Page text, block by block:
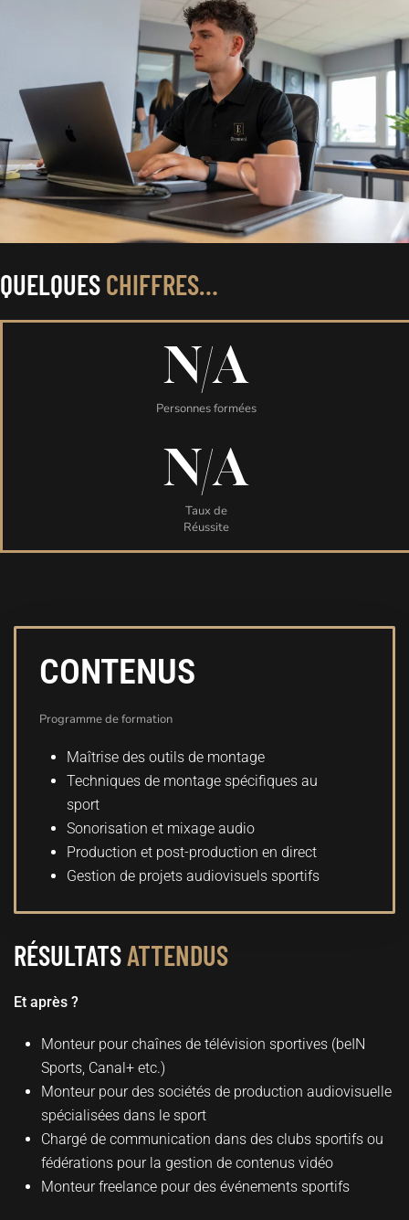
QUELQUESCHIFFRES…
N/A
Personnes formées
N/A
Taux de
Réussite
CONTENUS
Programme de formation
Maîtrise des outils de montage
Techniques de montage spécifiques au
sport
Sonorisation et mixage audio
Production et post-production en direct
Gestion de projets audiovisuels sportifs
RÉSULTATSATTENDUS
Et après ?
Monteur pour chaînes de télévision sportives (beIN
Sports, Canal+ etc.)
Monteur pour des sociétés de production audiovisuelle
spécialisées dans le sport
Chargé de communication dans des clubs sportifs ou
fédérations pour la gestion de contenus vidéo
Monteur freelance pour des événements sportifs